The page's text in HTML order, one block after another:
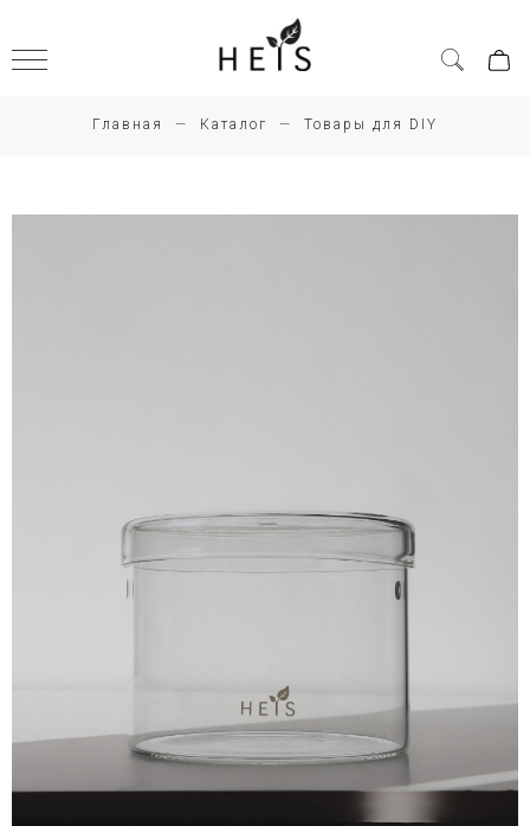
Главная Каталог Товары для DIY